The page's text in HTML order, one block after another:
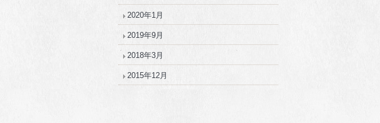
2020年1月
2019年9月
2018年3月
2015年12月